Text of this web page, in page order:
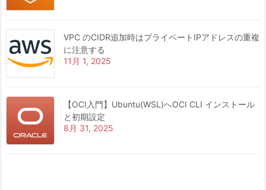
VPC のCIDR追加時はプライベートIPアドレスの重複
に注意する
11月 1, 2025
【OCI入門】Ubuntu(WSL)へOCI CLI インストール
と初期設定
8月 31, 2025